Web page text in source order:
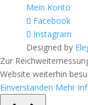
Mein Konto
Facebook
Instagram
Designed by
Zur
Website weiterhin
Einverstanden Mehr